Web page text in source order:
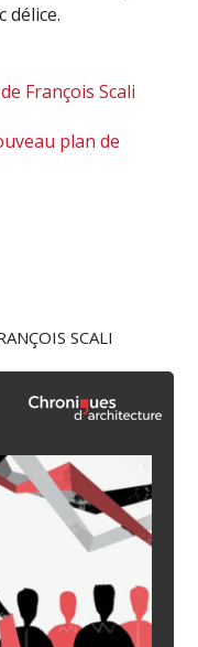
délice.
François Scali
plan de
SCALI